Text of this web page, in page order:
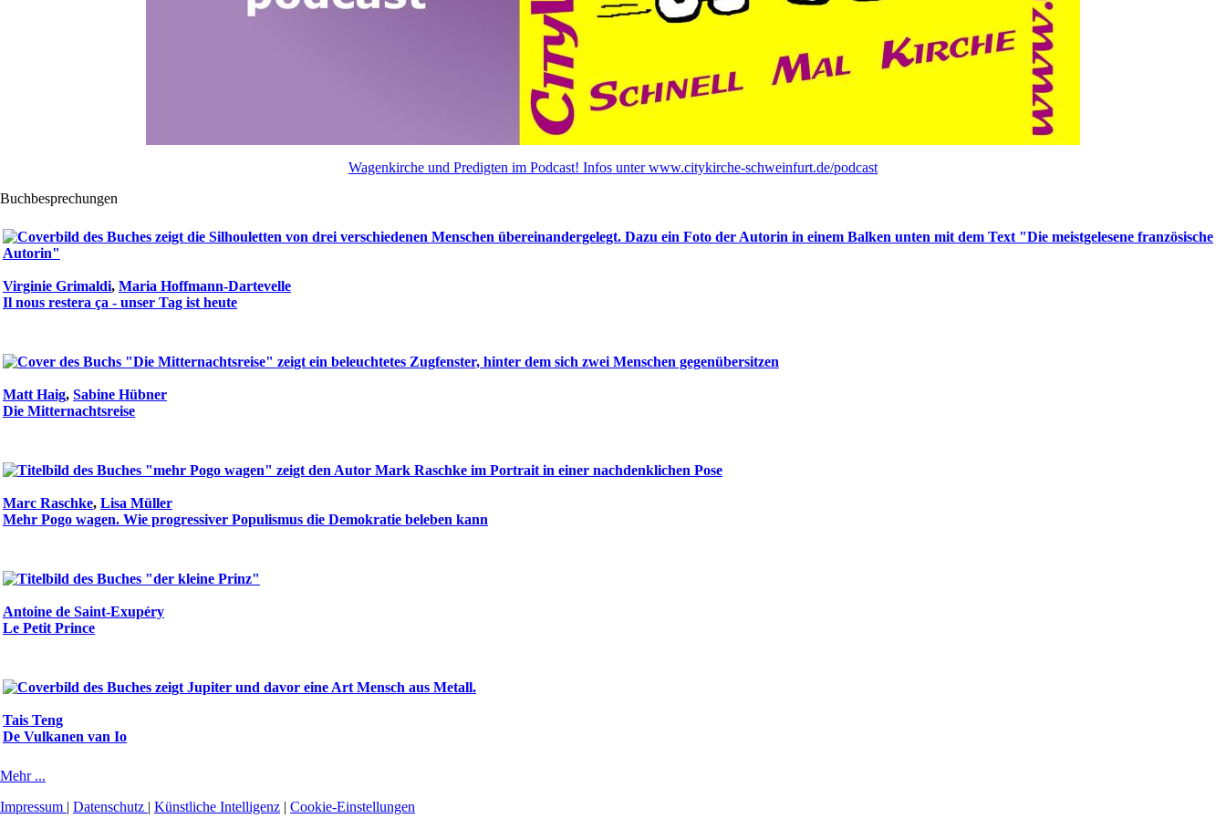
Wagenkirche und Predigten im Podcast! Infos unter www.citykirche-schweinfurt.de/podcast
Buchbesprechungen
Virginie Grimaldi, Maria Hoffmann-Dartevelle
Il nous restera ça - unser Tag ist heute
Matt Haig, Sabine Hübner
Die Mitternachtsreise
Marc Raschke, Lisa Müller
Mehr Pogo wagen. Wie progressiver Populismus die Demokratie beleben kann
Antoine de Saint-Exupéry
Le Petit Prince
Tais Teng
De Vulkanen van Io
Mehr ...
Impressum | Datenschutz | Künstliche Intelligenz | Cookie-Einstellungen